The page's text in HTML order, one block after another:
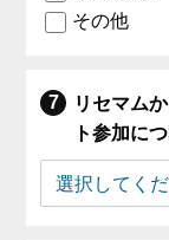
その他
リセマム
ト参加に